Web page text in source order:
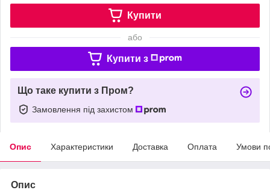
Купити
або
Купити з
Що таке купити з Пром?
Замовлення під захистом
Опис Характеристики Доставка Оплата Умови
Опис